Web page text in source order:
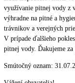
využívanie pitnej vody z
výhradne na pitné a
trávnikov a verejných
V prípade ďalšieho
pitnej vody. Ďakujeme za
Smútočný oznam: